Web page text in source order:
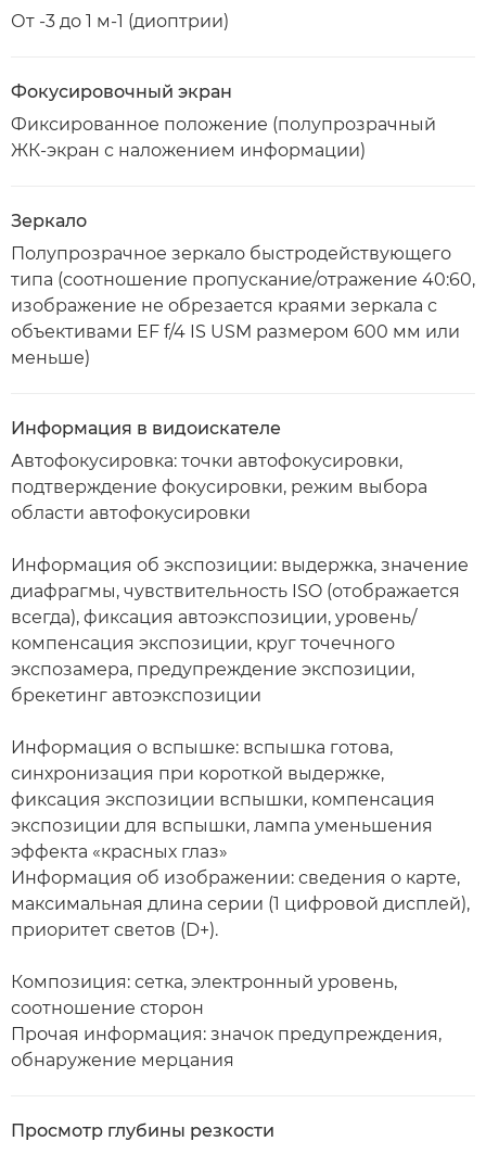
От -3 до 1 м-1 (диоптрии)
Фокусировочный экран
Фиксированное положение (полупрозрачный
ЖК-экран с наложением информации)
Зеркало
Полупрозрачное зеркало быстродействующего
типа (соотношение пропускание/отражение 40:60,
изображение не обрезается краями зеркала с
объективами EF f/4 IS USM размером 600 мм или
меньше)
Информация в видоискателе
Автофокусировка: точки автофокусировки,
подтверждение фокусировки, режим выбора
области автофокусировки
Информация об экспозиции: выдержка, значение
диафрагмы, чувствительность ISO (отображается
всегда), фиксация автоэкспозиции, уровень/
компенсация экспозиции, круг точечного
экспозамера, предупреждение экспозиции,
брекетинг автоэкспозиции
Информация о вспышке: вспышка готова,
синхронизация при короткой выдержке,
фиксация экспозиции вспышки, компенсация
экспозиции для вспышки, лампа уменьшения
эффекта «красных глаз»
Информация об изображении: сведения о карте,
максимальная длина серии (1 цифровой дисплей),
приоритет светов (D+).
Композиция: сетка, электронный уровень,
соотношение сторон
Прочая информация: значок предупреждения,
обнаружение мерцания
Просмотр глубины резкости